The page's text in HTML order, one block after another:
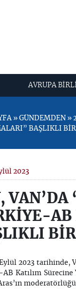
AVRUPA
» GÜNDEMDEN
BAŞLIKLI
2023
VAN’DA
AB
2023 tarihinde,
Katılım Sürecine